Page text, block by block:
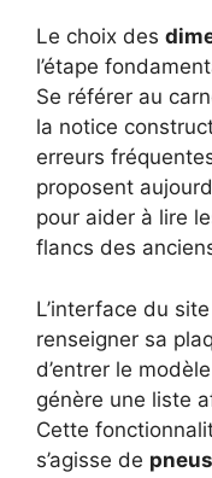
Le choix des
l’étape
Se référer au
la notice
erreurs
proposent
pour aider à lire
flancs des
L’interface du
renseigner sa
d’entrer le
génère une liste
Cette
s’agisse de